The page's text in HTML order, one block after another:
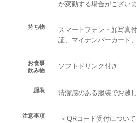
が変動する場合がございま
持ち物
スマートフォン・顔写真
証、マイナンバーカード
お食事
飲み物
ソフトドリンク付き
服装 清潔感のある服装でお越し
注意事項
＜QRコード受付について